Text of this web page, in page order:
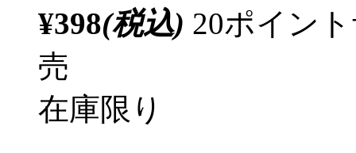
¥398(税込) 20ポイン
売
在庫限り